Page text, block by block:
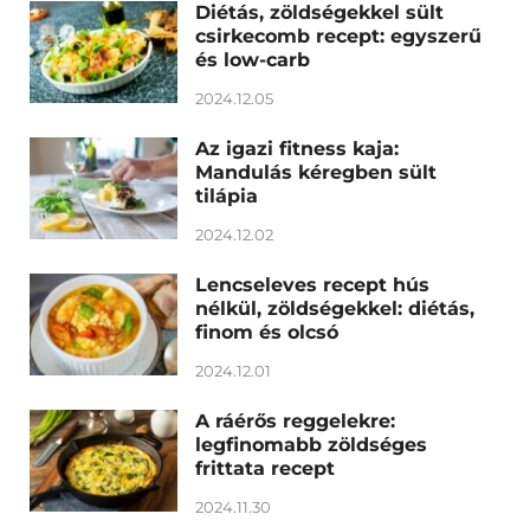
Diétás, zöldségekkel sült
csirkecomb recept: egyszerű
és low-carb
2024.12.05
Az igazi fitness kaja:
Mandulás kéregben sült
tilápia
2024.12.02
Lencseleves recept hús
nélkül, zöldségekkel: diétás,
finom és olcsó
2024.12.01
A ráérős reggelekre:
legfinomabb zöldséges
frittata recept
2024.11.30